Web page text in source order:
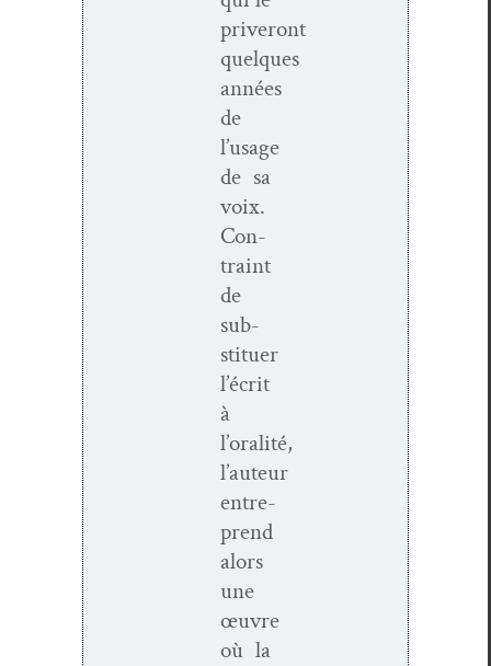
priveront
quelques
années
de
l’usage
de sa
voix.
Con­
traint
de
sub­
stituer
l’écrit
à
l’oralité,
l’auteur
entre­
prend
alors
une
œuvre
où la